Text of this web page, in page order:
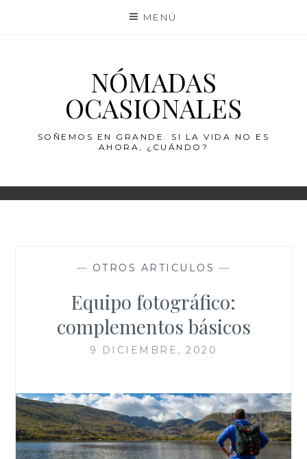
MENÚ
NÓMADAS
OCASIONALES
SOÑEMOS EN GRANDE. SI LA VIDA NO ES
AHORA, ¿CUÁNDO?
— OTROS ARTICULOS —
Equipo fotográfico:
complementos básicos
9 DICIEMBRE, 2020